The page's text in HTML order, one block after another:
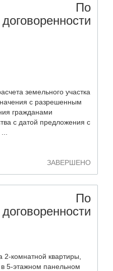
По
договоренности
земельного участка
с разрешенным
гражданами
с датой предложения с
ЗАВЕРШЕНО
По
договоренности
комнатной квартиры,
5-этажном панельном